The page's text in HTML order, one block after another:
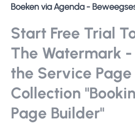
Boeken via Agenda -
Start Free Trial
The Watermark -
the Service
Collection
Page Builder"